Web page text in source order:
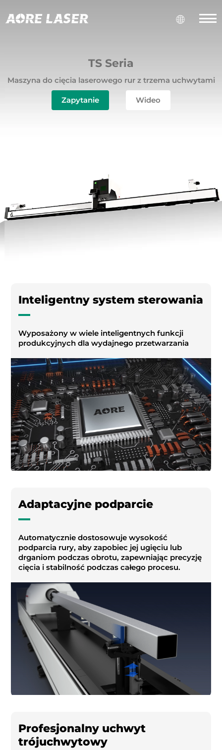
TS Seria
Maszyna do cięcia laserowego rur z trzema uchwytami
Zapytanie Wideo
Inteligentny system sterowania
Wyposażony w wiele inteligentnych funkcji
produkcyjnych dla wydajnego przetwarzania
Adaptacyjne podparcie
Automatycznie dostosowuje wysokość
podparcia rury, aby zapobiec jej ugięciu lub
drganiom podczas obrotu, zapewniając precyzję
cięcia i stabilność podczas całego procesu.
Profesjonalny uchwyt
trójuchwytowy